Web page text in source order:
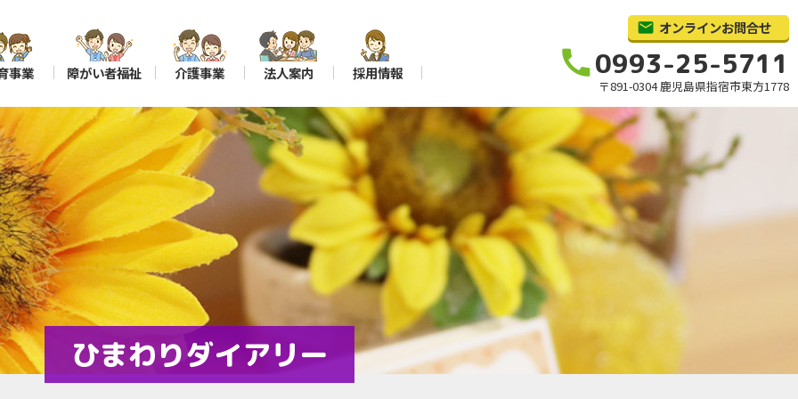
事業 障がい者福祉 介護事業 法人案内 採用情報
オンラインお問合せ
call0993-25-5711
〒891-0304 鹿児島県指宿市東方1778
ひまわりダイアリー